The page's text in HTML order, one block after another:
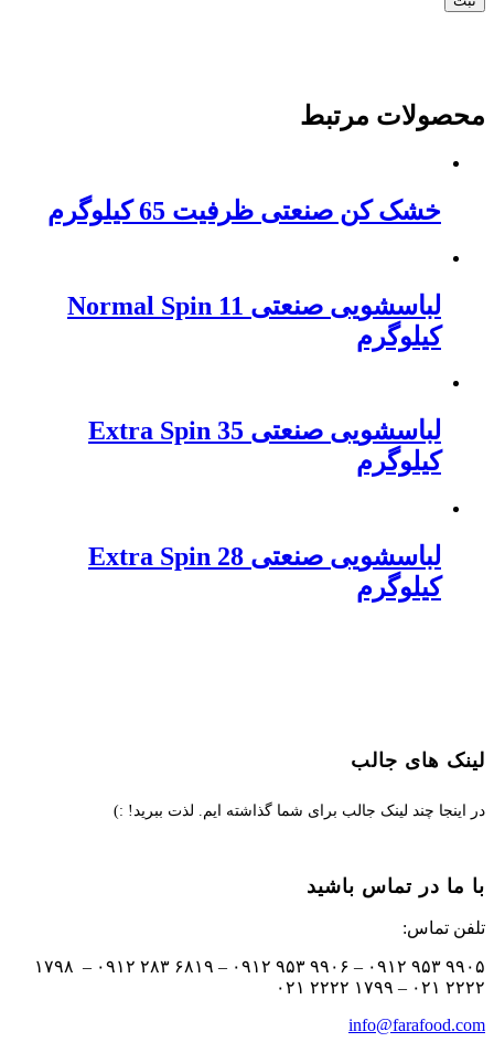
محصولات مرتبط
خشک کن صنعتی ظرفیت 65 کیلوگرم
لباسشویی صنعتی Normal Spin 11
کیلوگرم
لباسشویی صنعتی Extra Spin 35
کیلوگرم
لباسشویی صنعتی Extra Spin 28
کیلوگرم
لینک های جالب
در اینجا چند لینک جالب برای شما گذاشته ایم. لذت ببرید! :)
با ما در تماس باشید
تلفن تماس:
۹۹۰۵ ۹۵۳ ۰۹۱۲ – ۹۹۰۶ ۹۵۳ ۰۹۱۲ – ۶۸۱۹ ۲۸۳ ۰۹۱۲ – ۱۷۹۸
۲۲۲۲ ۰۲۱ – ۱۷۹۹ ۲۲۲۲ ۰۲۱
info@farafood.com